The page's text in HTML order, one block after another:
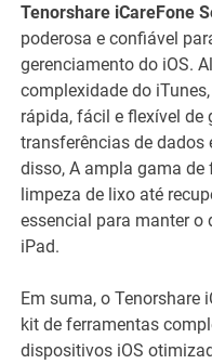
Tenorshare iCareFone
poderosa e confiável
gerenciamento do iOS.
complexidade do
rápida, fácil e flexível de
transferências de dados
disso, A ampla gama
limpeza de lixo até
essencial para manter o
iPad.
Em suma, o Tenorshare
kit de ferramentas
dispositivos iOS